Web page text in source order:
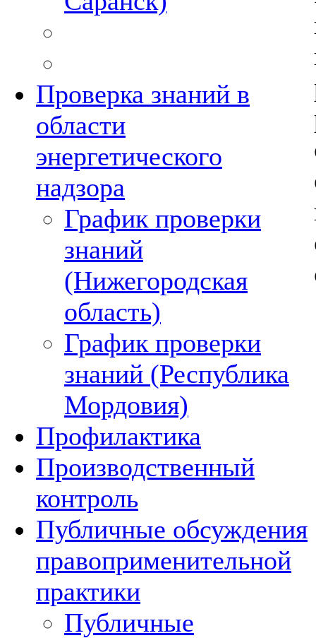
Проверка знаний в
области
энергетического
надзора
График проверки
знаний
(Нижегородская
область)
График проверки
знаний (Республика
Мордовия)
Профилактика
Производственный
контроль
Публичные обсуждения
правоприменительной
практики
Публичные